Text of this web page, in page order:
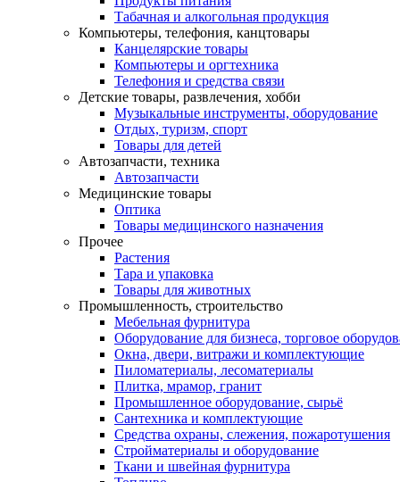
Табачная и алкогольная продукция
Компьютеры, телефония, канцтовары
Канцелярские товары
Компьютеры и оргтехника
Телефония и средства связи
Детские товары, развлечения, хобби
Музыкальные инструменты, оборудование
Отдых, туризм, спорт
Товары для детей
Автозапчасти, техника
Автозапчасти
Медицинские товары
Оптика
Товары медицинского назначения
Прочее
Растения
Тара и упаковка
Товары для животных
Промышленность, строительство
Мебельная фурнитура
Оборудование для бизнеса, торговое
Окна, двери, витражи и комплектующие
Пиломатериалы, лесоматериалы
Плитка, мрамор, гранит
Промышленное оборудование, сырьё
Сантехника и комплектующие
Средства охраны, слежения, пожаротушения
Стройматериалы и оборудование
Ткани и швейная фурнитура